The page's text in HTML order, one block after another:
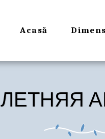
Acasă
ЛЕТНЯЯ